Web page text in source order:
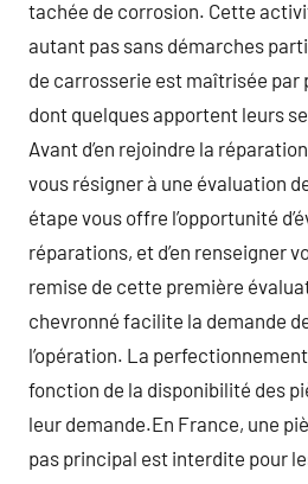
tachée de corrosion. Cette
autant pas sans démarches
de carrosserie est maîtrisée par
dont quelques apportent leurs
Avant d’en rejoindre la
vous résigner à une évaluation
étape vous offre l’opportunité
réparations, et d’en renseigner
remise de cette première
chevronné facilite la demande
l’opération. La
fonction de la disponibilité des
leur demande.En France, une
pas principal est interdite pour